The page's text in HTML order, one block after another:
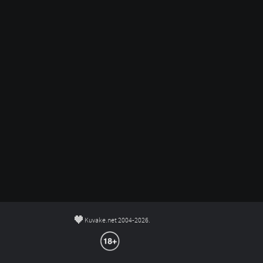
© Kuvake.net 2004-2026.